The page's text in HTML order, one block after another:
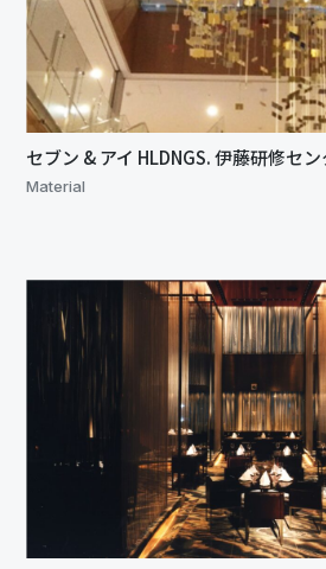
セブン & アイ HLDNGS. 伊藤研修セン
Material